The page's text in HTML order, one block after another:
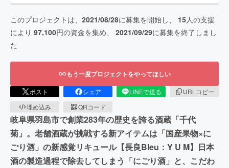
このプロジェクトは、 2021/08/28に募集を開始し、 15人の支援
により 97,100円の資金を集め、 2021/09/29に募集を終了しまし
た
もう一度プロジェクトをやってほしい
ポスト シェア LINEで送る
URLコピー
埋め込み
QRコード
岐阜県羽島市で創業283年の歴史を誇る酒蔵「千代
菊」。老舗酒蔵が挑戦する新アイテムは「国産果物×に
ごり酒」の新感覚リキュール【長良Bleu：Y U M】日本
酒の製造過程で除去してしまう「にごり酒」と、こだわ